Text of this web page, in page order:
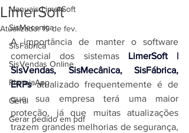
Manuais LimerSoft
SisMecanica
SisFabrica
SisVendas Online
PlanejaApp
Geral
Gerar pedido em pdf
LimerSoft
Atualizado:19 de fev.
A importância de manter o software
comercial dos sistemas
LimerSoft |
SisVendas, SisMecânica, SisFábrica,
ERPs atualizado frequentemente é de
que sua empresa terá uma maior
proteção, já que muitas atualizações
trazem grandes melhorias de segurança,